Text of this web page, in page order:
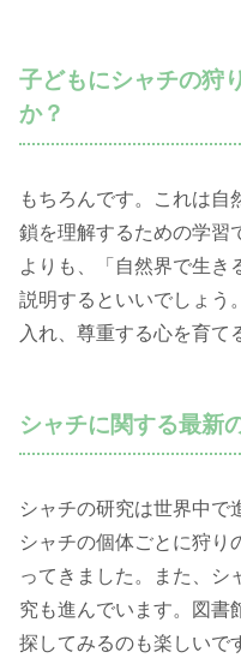
子どもにシャチの狩
か？
もちろんです。これは自
鎖を理解するための学習
よりも、「自然界で生き
説明するといいでしょう
入れ、尊重する心を育て
シャチに関する最新
シャチの研究は世界中で
シャチの個体ごとに狩り
ってきました。また、シ
究も進んでいます。図書
探してみるのも楽しいで